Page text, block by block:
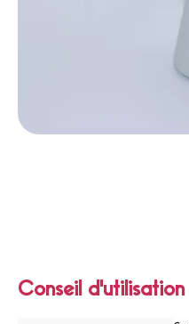
Conseil d'utilisation